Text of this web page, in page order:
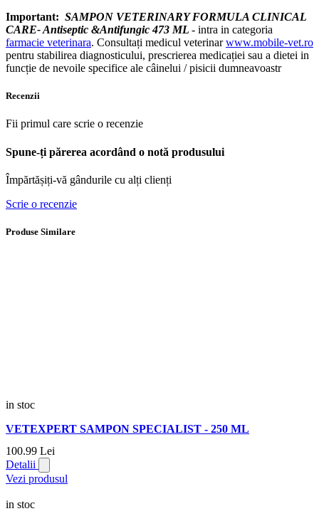
Important: SAMPON VETERINARY FORMULA CLINICAL
CARE- Antiseptic &Antifungic 473 ML - intra in categoria
farmacie veterinara. Consultați medicul veterinarwww.mobile-vet.ro
pentru stabilirea diagnosticului, prescrierea medicației sau a dietei in
funcție de nevoile specifice ale câinelui / pisicii dumneavoastr
Recenzii
Fii primul care scrie o recenzie
Spune-ți părerea acordând o notă produsului
Împărtășiți-vă gândurile cu alți clienți
Scrie o recenzie
Produse Similare
in stoc
VETEXPERT SAMPON SPECIALIST - 250 ML
100.99 Lei
Detalii
Vezi produsul
in stoc